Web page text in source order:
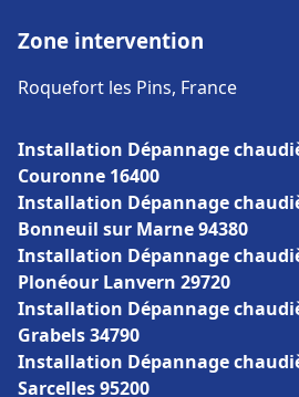
Zone intervention
Roquefort les Pins, France
Installation Dépannage
Couronne 16400
Installation Dépannage
Bonneuil sur Marne 94380
Installation Dépannage
Plonéour Lanvern 29720
Installation Dépannage
Grabels 34790
Installation Dépannage
Sarcelles 95200